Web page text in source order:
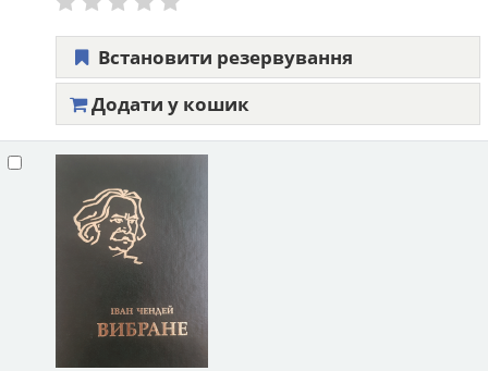
Встановити резервування
Додати у кошик